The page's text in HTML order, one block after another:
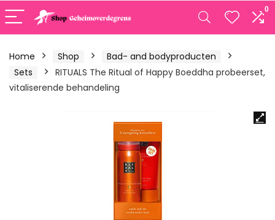
0
Home Shop
Bad- and bodyproducten
Sets
RITUALS The Ritual of Happy Boeddha probeerset,
vitaliserende behandeling